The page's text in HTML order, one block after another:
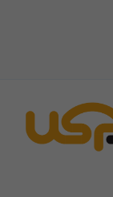
contenuto